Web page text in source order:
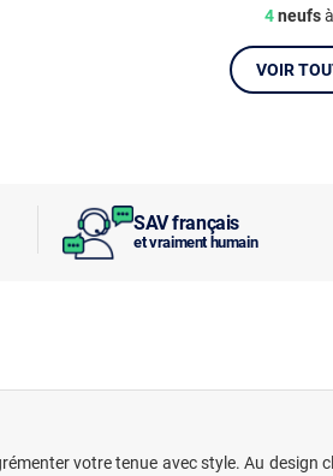
SAV français
et vraiment humain
4neufs
VOIR
votre tenue avec style. Au design